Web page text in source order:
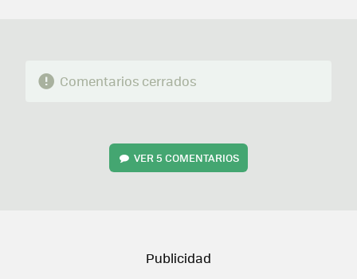
Comentarios cerrados
VER5 COMENTARIOS